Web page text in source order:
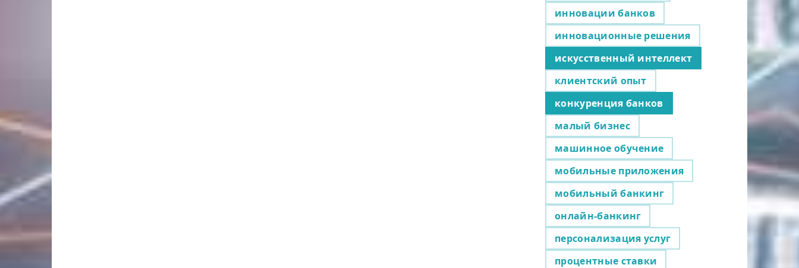
инновации банков
инновационные решения
искусственный интеллект
клиентский опыт
конкуренция банков
малый бизнес
машинное обучение
мобильные приложения
мобильный банкинг
онлайн-банкинг
персонализация услуг
процентные ставки